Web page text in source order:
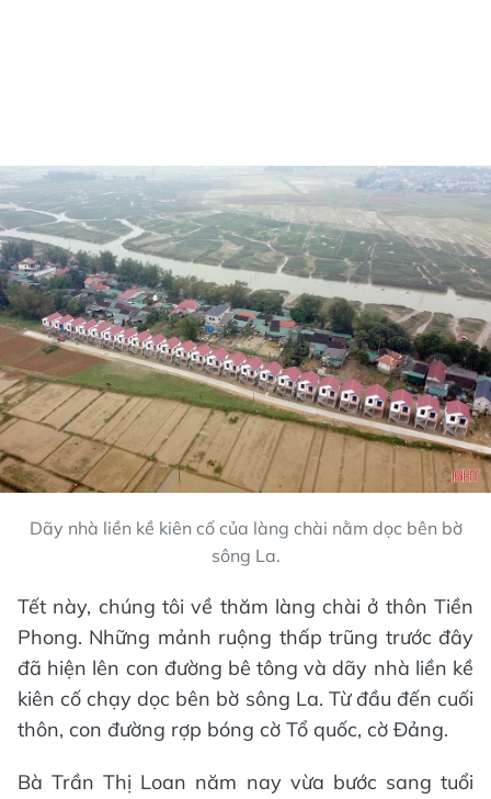
Dãy nhà liền kề kiên cố của làng chài nằm dọc bên bờ
sông La.
Tết này, chúng tôi về thăm làng chài ở thôn Tiền
Phong. Những mảnh ruộng thấp trũng trước đây
đã hiện lên con đường bê tông và dãy nhà liền kề
kiên cố chạy dọc bên bờ sông La. Từ đầu đến cuối
thôn, con đường rợp bóng cờ Tổ quốc, cờ Đảng.
Bà Trần Thị Loan năm nay vừa bước sang tuổi